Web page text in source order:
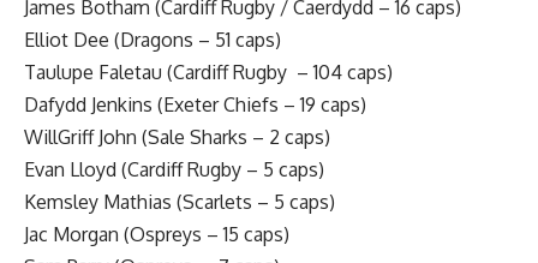
James Botham (Cardiff Rugby / Caerdydd – 16 caps)
Elliot Dee (Dragons – 51 caps)
Taulupe Faletau (Cardiff Rugby – 104 caps)
Dafydd Jenkins (Exeter Chiefs – 19 caps)
WillGriff John (Sale Sharks – 2 caps)
Evan Lloyd (Cardiff Rugby – 5 caps)
Kemsley Mathias (Scarlets – 5 caps)
Jac Morgan (Ospreys – 15 caps)